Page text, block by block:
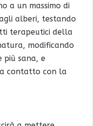
a un massimo di
alberi, testando
terapeutici della
modificando
più sana, e
contatto con la